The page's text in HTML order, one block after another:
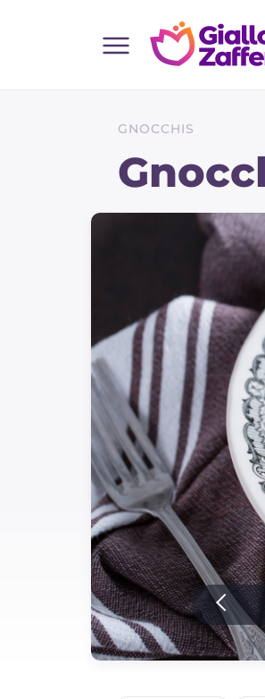
Toutes les recettes
Plats principaux
Boissons et rafraîchissements
Accompagnement
Pizzas et focaccia
Gateaux et patisserie
Dernieres recettes
IT Website
Instagram
YouTube
GNOCCHIS